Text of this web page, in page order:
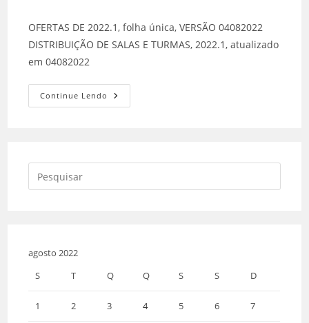
OFERTAS DE 2022.1, folha única, VERSÃO 04082022
DISTRIBUIÇÃO DE SALAS E TURMAS, 2022.1, atualizado
em 04082022
Continue Lendo
agosto 2022
S
T Q Q S S D
1 2 3 4 5 6 7